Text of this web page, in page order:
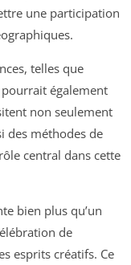
une participation
telles que
également
non seulement
des méthodes de
central dans cette
bien plus qu’un
de
esprits créatifs. Ce